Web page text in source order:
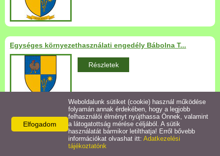
Bezerédj Amália Óvoda
Önkormányzati konyha
Egyéb intézmények
Egyéb szolgáltatások
Egészségügyi ellátás
Uraiújfalu Sportegyesület
Egységes környezethasználati engedély Bábolna T...
Részletek
Elérhetőségek
Uraiújfalu Községi Önkormányzat
Elfogadom
Weboldalunk sütiket (cookie) használ működése
folyamán annak érdekében, hogy a legjobb
felhasználói élményt nyújthassa Önnek, valamint
a látogatottság mérése céljából. A sütik
használatát bármikor letilthatja! Erről bővebb
információkat olvashat itt: Adatkezelési
tájékoztatónk